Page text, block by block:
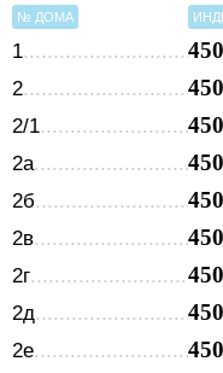
№ ДОМА
1
2
2/1
2а
2б
2в
2г
2д
2е